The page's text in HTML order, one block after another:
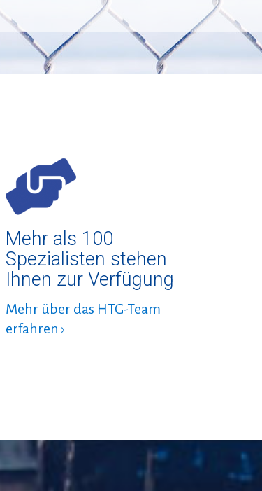
Mehr als 100
Spezialisten stehen
Ihnen zur Verfügung
Mehr über das HTG-Team
erfahren ›